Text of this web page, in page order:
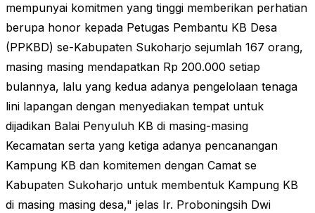
mempunyai komitmen yang tinggi memberikan perhatian
berupa honor kepada Petugas Pembantu KB Desa
(PPKBD) se-Kabupaten Sukoharjo sejumlah 167 orang,
masing masing mendapatkan Rp 200.000 setiap
bulannya, lalu yang kedua adanya pengelolaan tenaga
lini lapangan dengan menyediakan tempat untuk
dijadikan Balai Penyuluh KB di masing-masing
Kecamatan serta yang ketiga adanya pencanangan
Kampung KB dan komitemen dengan Camat se
Kabupaten Sukoharjo untuk membentuk Kampung KB
di masing masing desa," jelas Ir. Proboningsih Dwi